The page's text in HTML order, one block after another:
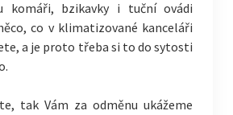
komáři, bzikavky i tuční ovádi
co v klimatizované kanceláři
a je proto třeba si to do sytosti
tak Vám za odměnu ukážeme